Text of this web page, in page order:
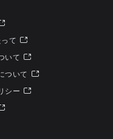
て
いて
ついて
シー